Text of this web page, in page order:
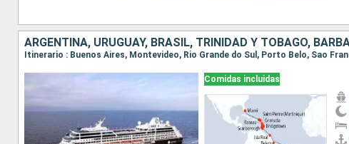
Comidas incluidas